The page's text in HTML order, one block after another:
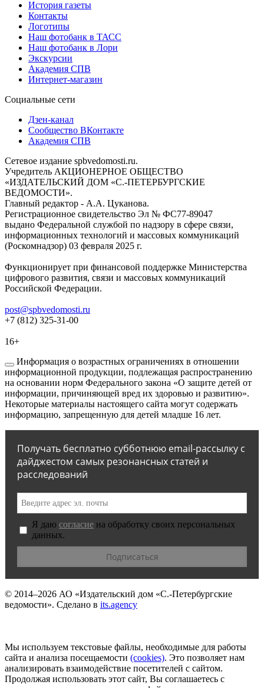
История газеты
Контакты
Логотипы
Наш фотобанк в ТАСС
Наш фотобанк в Лори
Экскурсии
Академия СПВ
Интернет-магазин
Социальные сети
Дзен-канал
Сообщество ВКонтакте
Академия СПВ
Сетевое издание spbvedomosti.ru.
Учредитель АКЦИОНЕРНОЕ ОБЩЕСТВО
«ИЗДАТЕЛЬСКИЙ ДОМ «С.-ПЕТЕРБУРГСКИЕ
ВЕДОМОСТИ».
Главный редактор - А.А. Цуканова.
Регистрационное свидетельство Эл № ФС77-89047
выдано Федеральной службой по надзору в сфере связи,
информационных технологий и массовых коммуникаций
(Роскомнадзор) 03 февраля 2025 г.
Функционирует при финансовой поддержке Министерства
цифрового развития, связи и массовых коммуникаций
Российской Федерации.
post@spbvedomosti.ru
+7 (812) 325-31-00
16+
Информация о возрастных ограничениях в отношении
информационной продукции, подлежащая распространению
на основании норм Федерального закона «О защите детей от
информации, причиняющей вред их здоровью и развитию».
Некоторые материалы настоящего сайта могут содержать
информацию, запрещенную для детей младше 16 лет.
Получать бесплатно субботнюю email-рассылку с
дайджестом самых резонансных статей и
расследований
Я даю согласие на обработку своих персональных
данных.
© 2014–2026 АО «Издательский дом «С.-Петербургские
ведомости». Сделано в its.agency
Мы используем текстовые файлы, необходимые для работы
сайта и анализа посещаемости (сookies). Это позволяет нам
анализировать взаимодействие посетителей с сайтом.
Продолжая использовать этот сайт, Вы соглашаетесь с